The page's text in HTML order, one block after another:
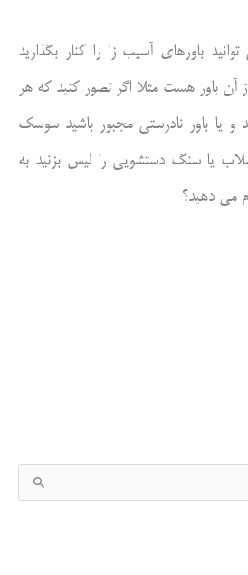
باورهای آسیب زا را کنار بگذارید
آن باور هست مثلا اگر تصور کنید که هر
و یا باور نادرستی مجبور باشید سوسک
یا سنگ دستشویی را لیس بزنید به
می دهید؟